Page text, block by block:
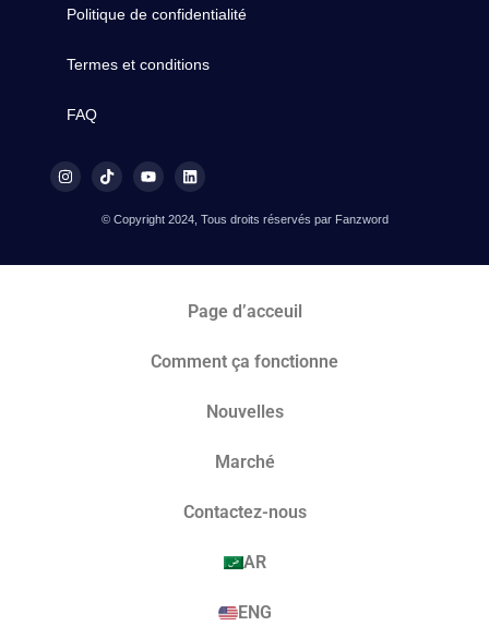
Politique de confidentialité
Termes et conditions
FAQ
© Copyright 2024, Tous droits réservés par Fanzword
Page d’acceuil
Comment ça fonctionne
Nouvelles
Marché​
Contactez-nous
AR
ENG